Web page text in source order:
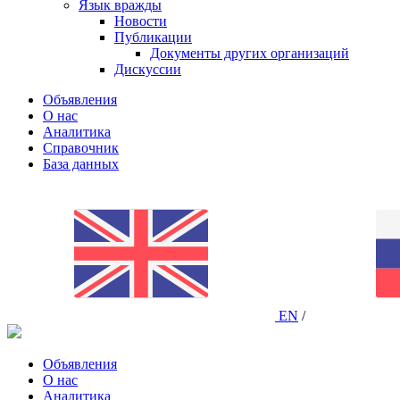
Язык вражды
Новости
Публикации
Документы других организаций
Дискуссии
Объявления
О нас
Аналитика
Справочник
База данных
EN /
Объявления
О нас
Аналитика